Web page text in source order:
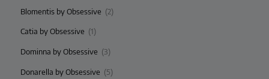
Blomentis by Obsessive (2)
Catia by Obsessive (1)
Dominna by Obsessive (3)
Donarella by Obsessive (5)